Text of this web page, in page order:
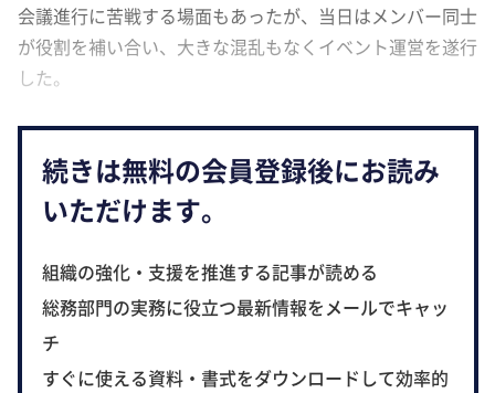
会議進行に苦戦する場面もあったが、当日はメンバー同士
が役割を補い合い、大きな混乱もなくイベント運営を遂行
した。
続きは無料の会員登録後にお読み
いただけます。
組織の強化・支援を推進する記事が読める
総務部門の実務に役立つ最新情報をメールでキャッ
チ
すぐに使える資料・書式をダウンロードして効率的